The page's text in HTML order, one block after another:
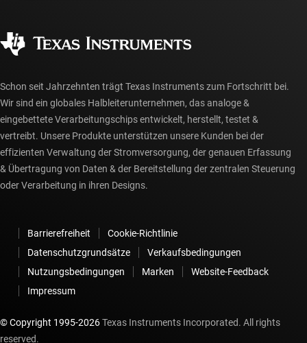
myTI-Konto FAQs
Schon seit Jahrzehnten trägt Texas Instruments zum Fortschritt bei.
Wir sind ein globales Halbleiterunternehmen, das analoge &
eingebettete Verarbeitungschips entwickelt, herstellt, testet &
vertreibt. Unsere Produkte unterstützen unsere Kunden bei der
effizienten Verwaltung der Stromversorgung, der genauen Erfassung
& Übertragung von Daten & der Bereitstellung der zentralen Steuerung
oder Verarbeitung in ihren Designs.
Barrierefreiheit
Cookie-Richtlinie
Datenschutzgrundsätze
Verkaufsbedingungen
Nutzungsbedingungen
Marken
Website-Feedback
Impressum
© Copyright 1995-2026Texas Instruments Incorporated. All rights
reserved.